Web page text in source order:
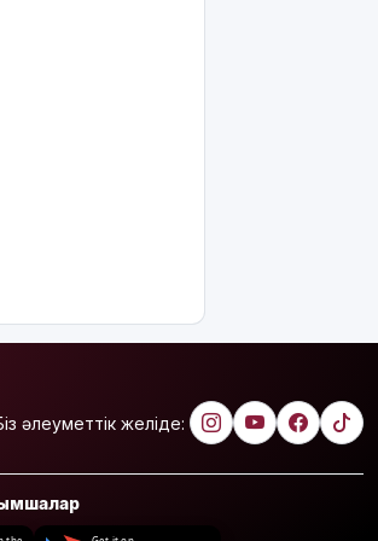
әлеуметтік желіде: